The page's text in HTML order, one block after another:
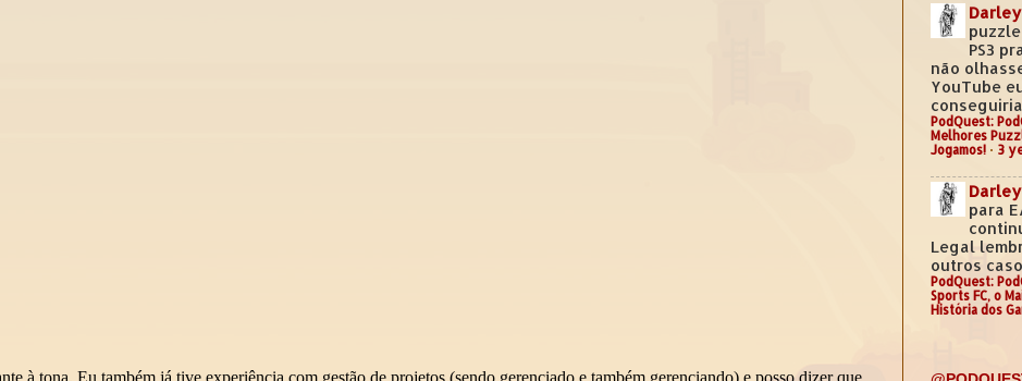
PS3
não
YouTube
PodQuest:
Melhores
Jogamos! · 3
para
Legal
outros
PodQuest:
Sports FC, o
História dos